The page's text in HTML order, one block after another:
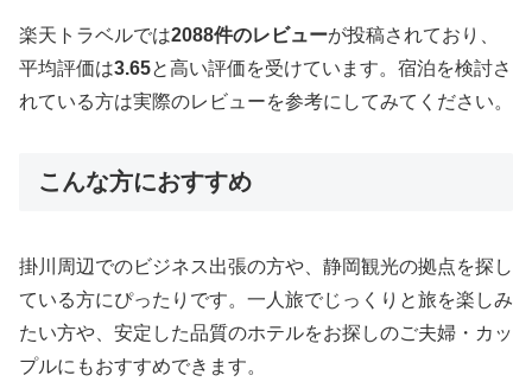
楽天トラベルでは2088件のレビューが投稿されており、
平均評価は3.65と高い評価を受けています。宿泊を検討さ
れている方は実際のレビューを参考にしてみてください。
こんな方におすすめ
掛川周辺でのビジネス出張の方や、静岡観光の拠点を探し
ている方にぴったりです。一人旅でじっくりと旅を楽しみ
たい方や、安定した品質のホテルをお探しのご夫婦・カッ
プルにもおすすめできます。